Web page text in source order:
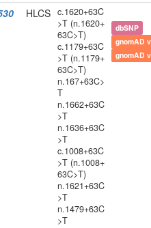
HLCS c.1620+63C
>T (n.1620+
63C>T)
c.1179+63C
>T (n.1179+
63C>T)
n.167+63C>
T
n.1662+63C
>T
n.1636+63C
>T
c.1008+63C
>T (n.1008+
63C>T)
n.1621+63C
>T
n.1479+63C
>T
dbSNP
gnomAD
gnomAD